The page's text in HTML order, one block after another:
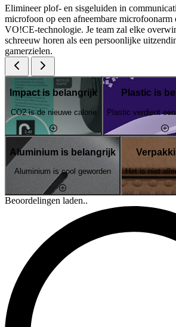
Elimineer plof- en sisgeluiden in
microfoon op een afneembare microfoonarm
VO!CE-technologie. Je team zal elke
schreeuw horen als een persoonlijke
gamerzielen.
Impact is belangrijk
CO2 is de nieuwe calorie
Plastic is
Plastic verdient
Aluminium is belangrijk
Aluminium is cool geworden Het is niet
Beoordelingen laden..